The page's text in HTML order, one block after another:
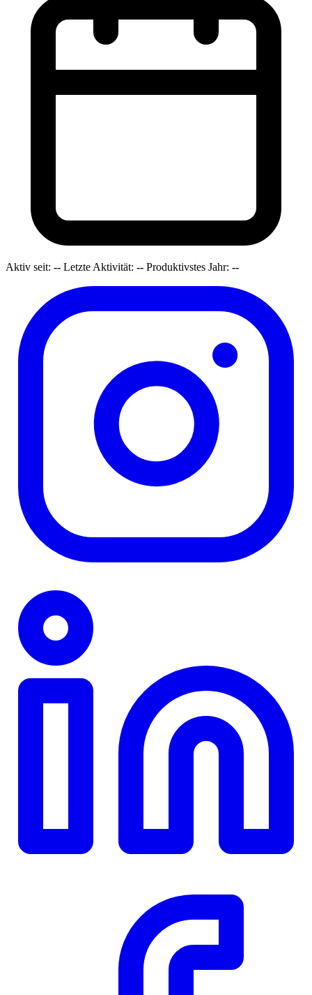
Aktiv seit: -- Letzte Aktivität: -- Produktivstes Jahr: --